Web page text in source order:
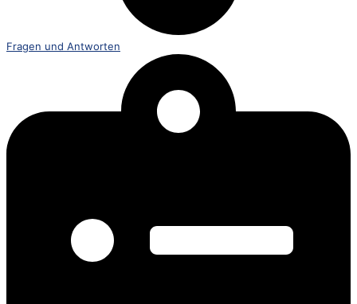
Fragen und Antworten